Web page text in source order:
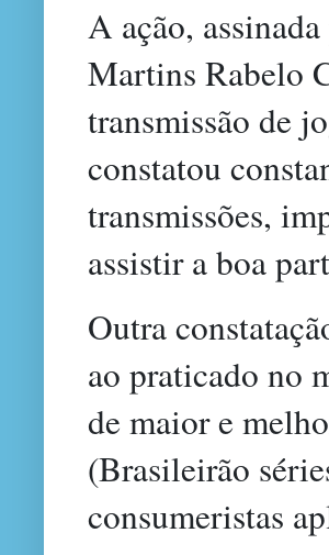
A ação,
Martins Rabelo
transmissão de
constatou
transmissões,
assistir a boa
Outra
ao praticado no
de maior e
(Brasileirão
consumeristas